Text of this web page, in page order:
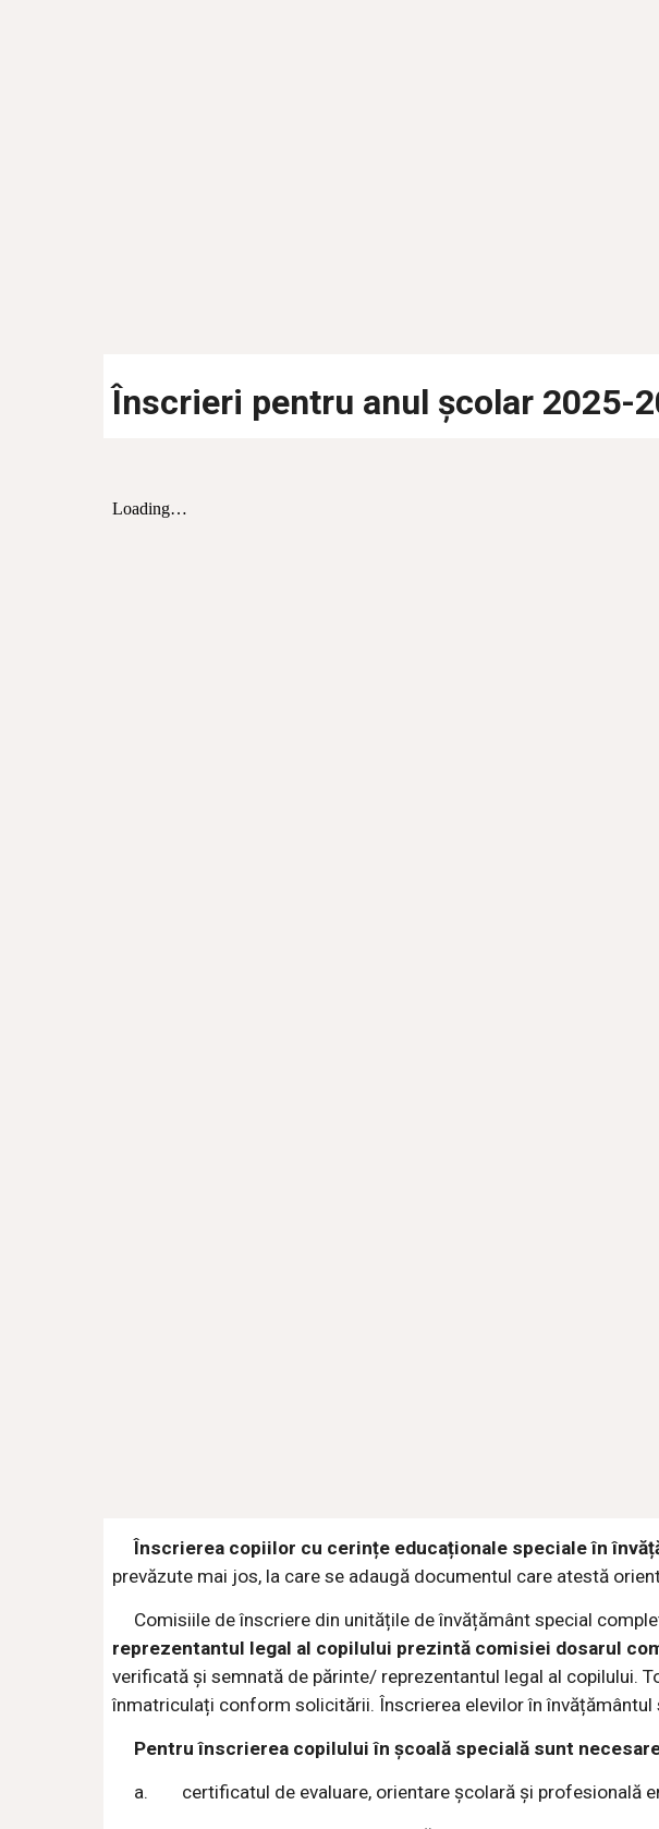
Înscrieri pentru anul școlar 2025-
Înscrierea copiilor cu cerințe educaționale speciale în
prevăzute mai jos, la care se adaugă documentul care atestă
Comisiile de înscriere din unitățile de învățământ special
reprezentantul legal al copilului prezintă comisiei dosarul
verificată și semnată de părinte/ reprezentantul legal al copilului.
înmatriculați conform solicitării. Înscrierea elevilor în învățământul
Pentru înscrierea copilului în școală specială sunt
a.
certificatul de evaluare, orientare școlară și profesională